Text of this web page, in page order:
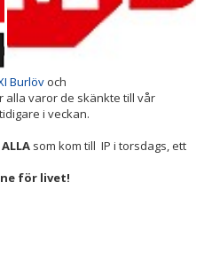
Burlöv och
alla varor de skänkte till vår
i veckan.
ALLA som kom till IP i torsdags, ett
för livet!